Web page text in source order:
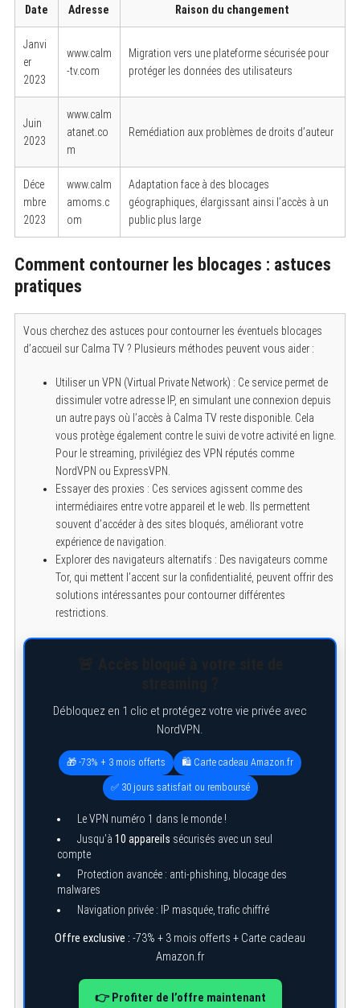
Date Adresse Raison du changement
Janvi
er
2023
www.calm
-tv.com
Migration vers une plateforme sécurisée pour
protéger les données des utilisateurs
Juin
2023
www.calm
atanet.co
m
Remédiation aux problèmes de droits d’auteur
Déce
mbre
2023
www.calm
amoms.c
om
Adaptation face à des blocages
géographiques, élargissant ainsi l’accès à un
public plus large
Comment contourner les blocages : astuces
pratiques
Vous cherchez des astuces pour contourner les éventuels blocages
d’accueil sur Calma TV ? Plusieurs méthodes peuvent vous aider :
Utiliser un VPN (Virtual Private Network) : Ce service permet de
dissimuler votre adresse IP, en simulant une connexion depuis
un autre pays où l’accès à Calma TV reste disponible. Cela
vous protège également contre le suivi de votre activité en ligne.
Pour le streaming, privilégiez des VPN réputés comme
NordVPN ou ExpressVPN.
Essayer des proxies : Ces services agissent comme des
intermédiaires entre votre appareil et le web. Ils permettent
souvent d’accéder à des sites bloqués, améliorant votre
expérience de navigation.
Explorer des navigateurs alternatifs : Des navigateurs comme
Tor, qui mettent l’accent sur la confidentialité, peuvent offrir des
solutions intéressantes pour contourner différentes
restrictions.
Débloquez en 1 clic et protégez votre vie privée avec
NordVPN.
🎁 -73% + 3 mois offerts 🛍️ Carte cadeau Amazon.fr
✅ 30 jours satisfait ou remboursé
Le VPN numéro 1 dans le monde !
Jusqu’à 10 appareils sécurisés avec un seul
compte
Protection avancée : anti-phishing, blocage des
malwares
Navigation privée : IP masquée, trafic chiffré
Offre exclusive : -73% + 3 mois offerts + Carte cadeau
Amazon.fr
👉 Profiter de l’offre maintenant
c
h
r
: